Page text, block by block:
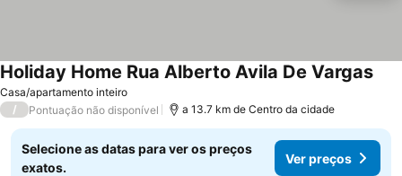
Casa/apartamento inteiro
Holiday Home Rua Alberto Avila De Vargas
/ Pontuação não disponível a 13.7 km de Centro da cidade
Selecione as datas para ver os preços
exatos.
Ver preços